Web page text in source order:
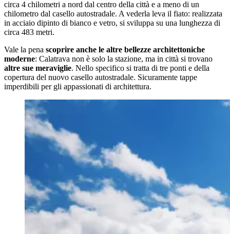
circa 4 chilometri a nord dal centro della città e a meno di un
chilometro dal casello autostradale. A vederla leva il fiato: realizzata
in acciaio dipinto di bianco e vetro, si sviluppa su una lunghezza di
circa 483 metri.
Vale la pena scoprire anche le altre bellezze architettoniche
moderne: Calatrava non è solo la stazione, ma in città si trovano
altre sue meraviglie. Nello specifico si tratta di tre ponti e della
copertura del nuovo casello autostradale. Sicuramente tappe
imperdibili per gli appassionati di architettura.